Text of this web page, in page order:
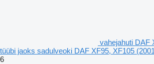
vahejahuti DAF
tüübi jaoks sadulveoki DAF XF95, XF105
6